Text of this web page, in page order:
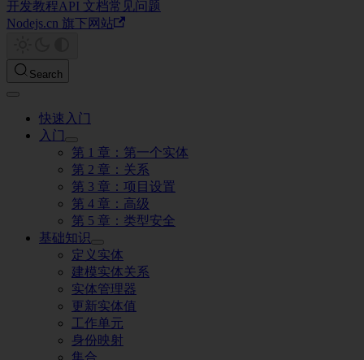
开发教程API 文档常见问题
Nodejs.cn 旗下网站
Search
快速入门
入门
第 1 章：第一个实体
第 2 章：关系
第 3 章：项目设置
第 4 章：高级
第 5 章：类型安全
基础知识
定义实体
建模实体关系
实体管理器
更新实体值
工作单元
身份映射
集合